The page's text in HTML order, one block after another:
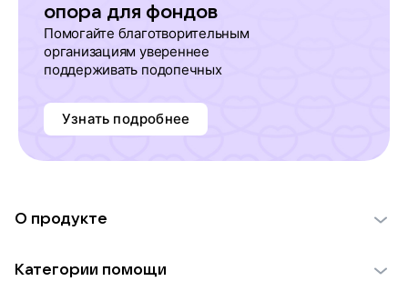
опора для фондов
Помогайте благотворительным
организациям увереннее
поддерживать подопечных
Узнать подробнее
О продукте
Категории помощи